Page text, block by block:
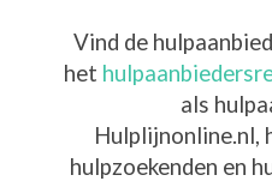
Vind de
het
als
Hulplijnonline.nl,
hulpzoekenden en